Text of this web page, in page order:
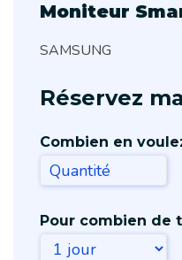
Moniteur
SAMSUNG
Réservez
Combien en
Pour combien de